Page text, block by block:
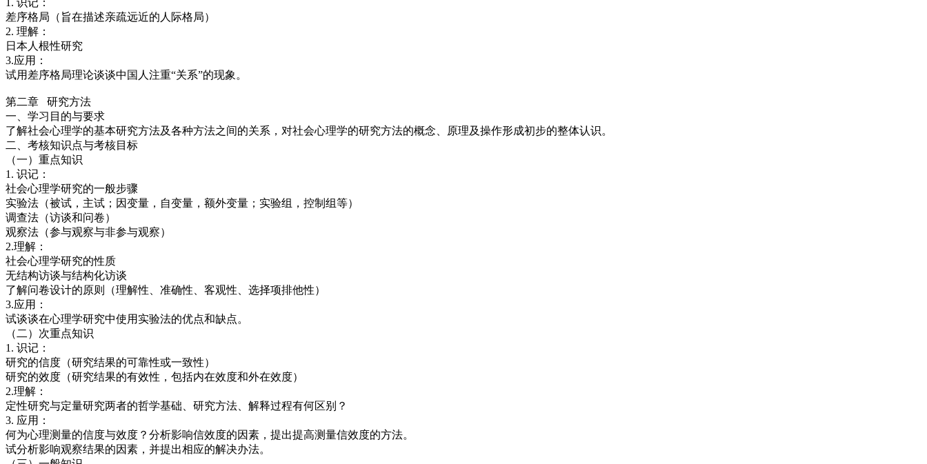
1. 识记：
差序格局（旨在描述亲疏远近的人际格局）
2. 理解：
日本人根性研究
3.应用：
试用差序格局理论谈谈中国人注重“关系”的现象。
第二章 研究方法
一、学习目的与要求
了解社会心理学的基本研究方法及各种方法之间的关系，对社会心理学的研究方法的概念、原理及操作形成初步的整体认识。
二、考核知识点与考核目标
（一）重点知识
1. 识记：
社会心理学研究的一般步骤
实验法（被试，主试；因变量，自变量，额外变量；实验组，控制组等）
调查法（访谈和问卷）
观察法（参与观察与非参与观察）
2.理解：
社会心理学研究的性质
无结构访谈与结构化访谈
了解问卷设计的原则（理解性、准确性、客观性、选择项排他性）
3.应用：
试谈谈在心理学研究中使用实验法的优点和缺点。
（二）次重点知识
1. 识记：
研究的信度（研究结果的可靠性或一致性）
研究的效度（研究结果的有效性，包括内在效度和外在效度）
2.理解：
定性研究与定量研究两者的哲学基础、研究方法、解释过程有何区别？
3. 应用：
何为心理测量的信度与效度？分析影响信效度的因素，提出提高测量信效度的方法。
试分析影响观察结果的因素，并提出相应的解决办法。